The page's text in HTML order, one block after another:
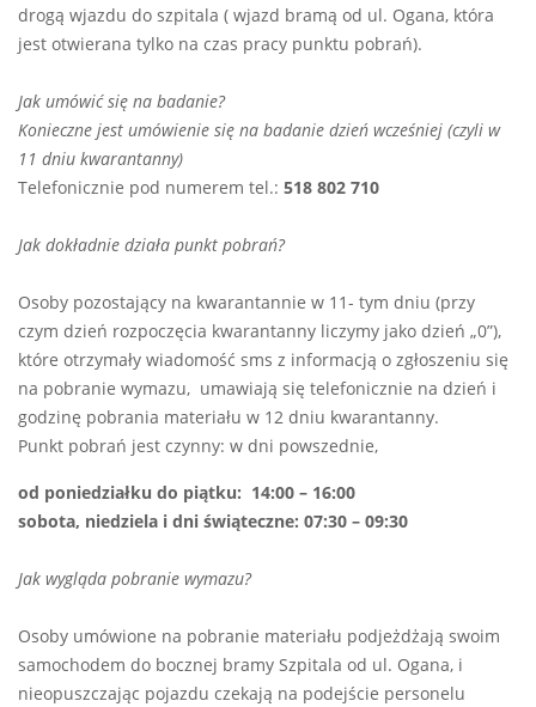
drogą wjazdu do szpitala ( wjazd bramą od ul. Ogana, która
jest otwierana tylko na czas pracy punktu pobrań).
Jak umówić się na badanie?
Konieczne jest umówienie się na badanie dzień wcześniej (czyli w
11 dniu kwarantanny)
Telefonicznie pod numerem tel.: 518 802 710
Jak dokładnie działa punkt pobrań?
Osoby pozostający na kwarantannie w 11- tym dniu (przy
czym dzień rozpoczęcia kwarantanny liczymy jako dzień „0”),
które otrzymały wiadomość sms z informacją o zgłoszeniu się
na pobranie wymazu, umawiają się telefonicznie na dzień i
godzinę pobrania materiału w 12 dniu kwarantanny.
Punkt pobrań jest czynny: w dni powszednie,
od poniedziałku do piątku: 14:00 – 16:00
sobota, niedziela i dni świąteczne: 07:30 – 09:30
Jak wygląda pobranie wymazu?
Osoby umówione na pobranie materiału podjeżdżają swoim
samochodem do bocznej bramy Szpitala od ul. Ogana, i
nieopuszczając pojazdu czekają na podejście personelu